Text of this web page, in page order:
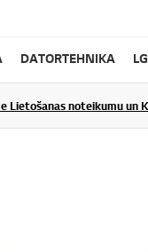
DATORTEHNIKA
Lietošanas noteikumu